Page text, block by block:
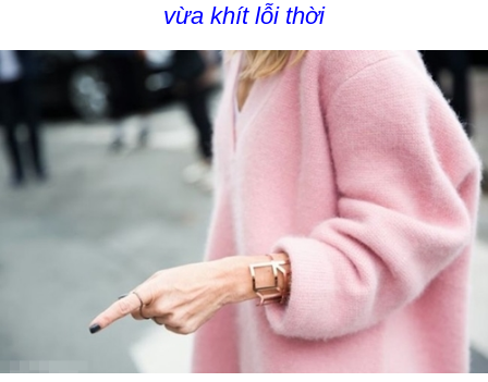
vừa khít lỗi thời